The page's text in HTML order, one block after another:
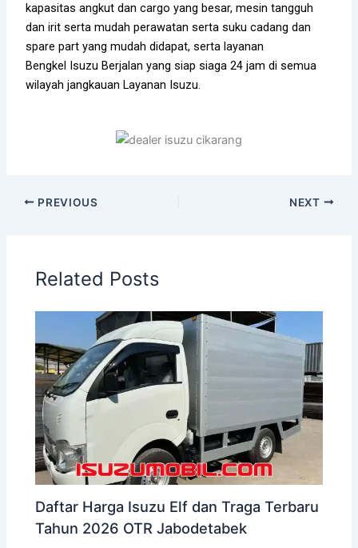
kapasitas angkut dan cargo yang besar, mesin tangguh
dan irit serta mudah perawatan serta suku cadang dan
spare part yang mudah didapat, serta layanan
Bengkel Isuzu Berjalan yang siap siaga 24 jam di semua
wilayah jangkauan Layanan Isuzu.
PREVIOUS NEXT
Related Posts
Daftar Harga Isuzu Elf dan Traga Terbaru
Tahun 2026 OTR Jabodetabek